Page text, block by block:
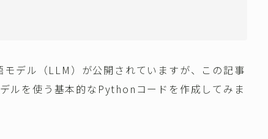
デル（LLM）が公開されていますが、この記事
ルを使う基本的なPythonコードを作成してみま